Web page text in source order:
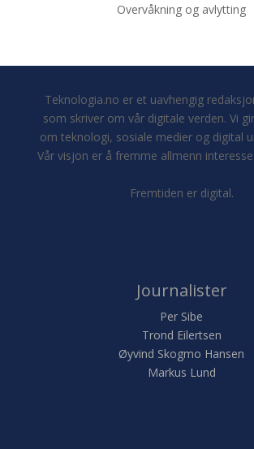
Overvåkning og avlytting
Teknologia.no er et uavhengig
som skriver om vår digitale verden. Vi
om teknologi, sosiale medier og digital
Vår visjon er å fremme allmenn
Fremtiden er digital.
Journalister
Per Sibe
Trond Eilertsen
Øyvind Skogmo Hansen
Markus Lund